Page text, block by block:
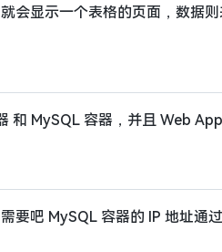
会显示一个表格的页面，数据则
MySQL 容器，并且 Web
要吧 MySQL 容器的 IP 地址通